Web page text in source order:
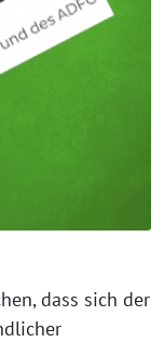
dass sich der